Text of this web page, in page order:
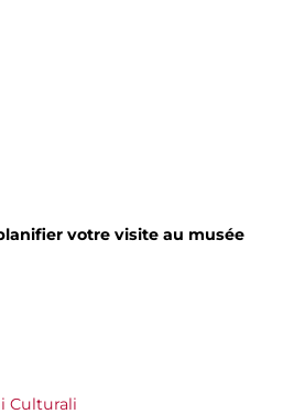
votre visite au musée
Culturali